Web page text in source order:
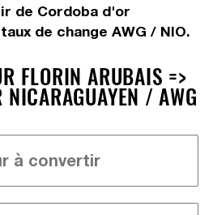
de Cordoba d'or
de change AWG / NIO.
FLORIN ARUBAIS =>
NICARAGUAYEN / AWG